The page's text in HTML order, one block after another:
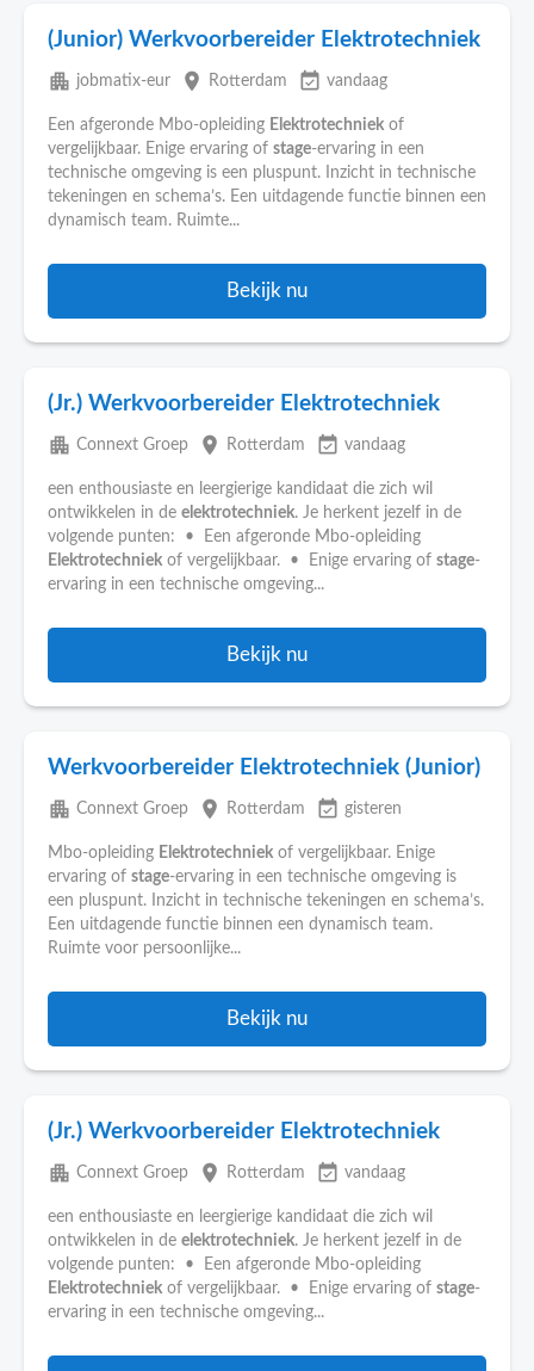
(Junior) Werkvoorbereider Elektrotechniek
apartment jobmatix-eur place Rotterdam event_available vandaag
Een afgeronde Mbo-opleiding Elektrotechniek of
vergelijkbaar. Enige ervaring of stage-ervaring in een
technische omgeving is een pluspunt. Inzicht in technische
tekeningen en schema’s. Een uitdagende functie binnen een
dynamisch team. Ruimte...
Bekijk nu
(Jr.) Werkvoorbereider Elektrotechniek
apartment Connext Groep place Rotterdam event_available vandaag
een enthousiaste en leergierige kandidaat die zich wil
ontwikkelen in de elektrotechniek. Je herkent jezelf in de
volgende punten: • Een afgeronde Mbo-opleiding
Elektrotechniek of vergelijkbaar. • Enige ervaring of stage-
ervaring in een technische omgeving...
Bekijk nu
Werkvoorbereider Elektrotechniek (Junior)
apartment Connext Groep place Rotterdam event_available gisteren
Mbo-opleiding Elektrotechniek of vergelijkbaar. Enige
ervaring of stage-ervaring in een technische omgeving is
een pluspunt. Inzicht in technische tekeningen en schema’s.
Een uitdagende functie binnen een dynamisch team.
Ruimte voor persoonlijke...
Bekijk nu
(Jr.) Werkvoorbereider Elektrotechniek
apartment Connext Groep place Rotterdam event_available vandaag
een enthousiaste en leergierige kandidaat die zich wil
ontwikkelen in de elektrotechniek. Je herkent jezelf in de
volgende punten: • Een afgeronde Mbo-opleiding
Elektrotechniek of vergelijkbaar. • Enige ervaring of stage-
ervaring in een technische omgeving...